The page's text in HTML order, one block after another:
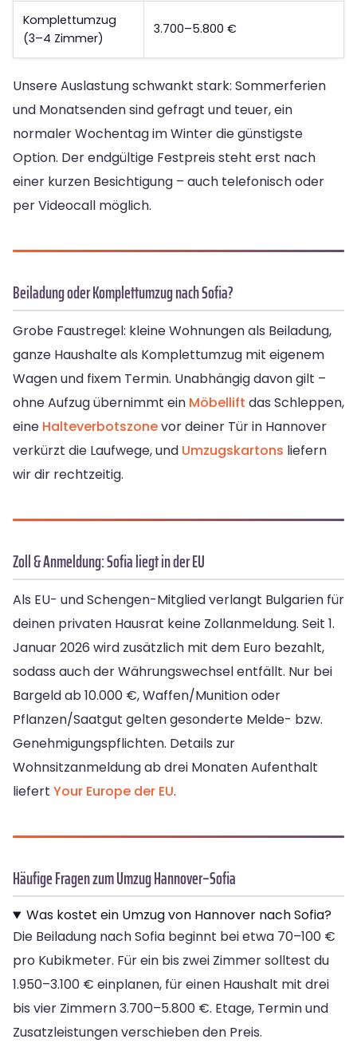
Komplettumzug
(3–4 Zimmer)
3.700–5.800 €
Unsere Auslastung schwankt stark: Sommerferien
und Monatsenden sind gefragt und teuer, ein
normaler Wochentag im Winter die günstigste
Option. Der endgültige Festpreis steht erst nach
einer kurzen Besichtigung – auch telefonisch oder
per Videocall möglich.
Beiladung oder Komplettumzug nach Sofia?
Grobe Faustregel: kleine Wohnungen als Beiladung,
ganze Haushalte als Komplettumzug mit eigenem
Wagen und fixem Termin. Unabhängig davon gilt –
ohne Aufzug übernimmt ein Möbellift das Schleppen,
eine Halteverbotszonevor deiner Tür in Hannover
verkürzt die Laufwege, und Umzugskartons liefern
wir dir rechtzeitig.
Zoll & Anmeldung: Sofia liegt in der EU
Als EU- und Schengen-Mitglied verlangt Bulgarien für
deinen privaten Hausrat keine Zollanmeldung. Seit 1.
Januar 2026 wird zusätzlich mit dem Euro bezahlt,
sodass auch der Währungswechsel entfällt. Nur bei
Bargeld ab 10.000 €, Waffen/Munition oder
Pflanzen/Saatgut gelten gesonderte Melde- bzw.
Genehmigungspflichten. Details zur
Wohnsitzanmeldung ab drei Monaten Aufenthalt
liefert Your Europe der EU.
Häufige Fragen zum Umzug Hannover–Sofia
Was kostet ein Umzug von Hannover nach Sofia?
Die Beiladung nach Sofia beginnt bei etwa 70–100 €
pro Kubikmeter. Für ein bis zwei Zimmer solltest du
1.950–3.100 € einplanen, für einen Haushalt mit drei
bis vier Zimmern 3.700–5.800 €. Etage, Termin und
Zusatzleistungen verschieben den Preis.